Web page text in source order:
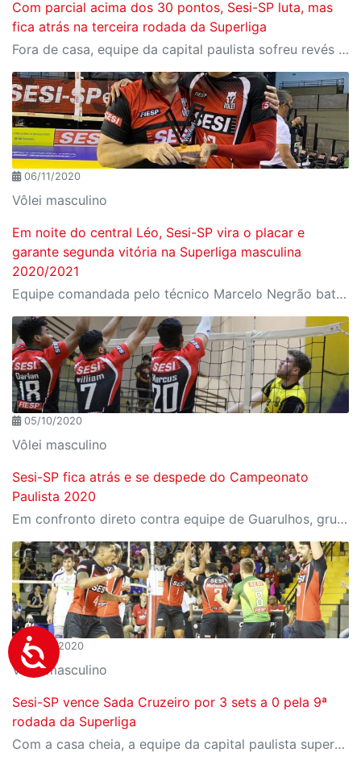
Com parcial acima dos 30 pontos, Sesi-SP luta, mas
fica atrás na terceira rodada da Superliga
Fora de casa, equipe da capital paulista sofreu revés por 3 sets a 0
06/11/2020
Vôlei masculino
Em noite do central Léo, Sesi-SP vira o placar e
garante segunda vitória na Superliga masculina
2020/2021
Equipe comandada pelo técnico Marcelo Negrão bateu o Montes Claros América Vôlei por 3 sets a 1
05/10/2020
Vôlei masculino
Sesi-SP fica atrás e se despede do Campeonato
Paulista 2020
Em confronto direto contra equipe de Guarulhos, grupo da capital sofreu revés por 3 a 2
06/03/2020
Vôlei masculino
Sesi-SP vence Sada Cruzeiro por 3 sets a 0 pela 9ª
rodada da Superliga
Com a casa cheia, a equipe da capital paulista superou o líder da competição e segue na quarta posição, com 39 pontos